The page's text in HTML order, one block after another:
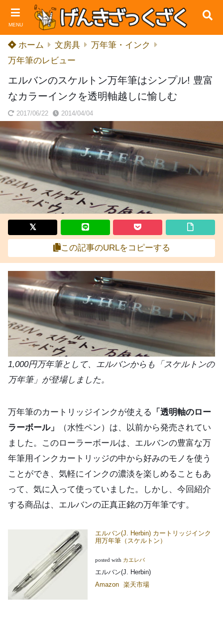
MENU
ホーム 文房具
万年筆・インク
万年筆のレビュー
エルバンのスケルトン万年筆はシンプル! 豊富
なカラーインクを透明軸越しに愉しむ
2017/06/22 2014/04/04
この記事のURLをコピーする
1,000円万年筆として、エルバンからも「スケルトンの
万年筆」が登場しました。
万年筆のカートリッジインクが使える
「透明軸のロー
ラーボール」
（水性ペン）は、以前から発売されてい
ました。このローラーボールは、エルバンの豊富な万
年筆用インクカートリッジの中から好みのモノを使う
ことができ、気軽にインクの濃淡を楽しめることもあ
って、気に入って使っていました。しかし、今回紹介
する商品は、エルバンの正真正銘の万年筆です。
エルバン(J. Herbin) カートリッジインク
用万年筆（スケルトン）
posted with カエレバ
エルバン(J. Herbin)
Amazon 楽天市場